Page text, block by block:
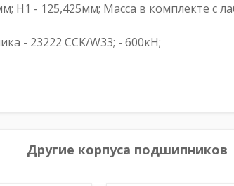
H1 - 125,425мм; Масса в комплекте с
- 23222 CCK/W33; - 600кН;
Другие корпуса подшипников